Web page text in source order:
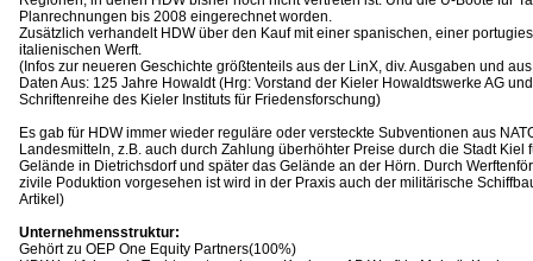
Planrechnungen bis 2008 eingerechnet worden.
Zusätzlich verhandelt HDW über den Kauf mit einer spanischen, einer
italienischen Werft.
(Infos zur neueren Geschichte größtenteils aus der LinX, div. Ausgaben und
Daten Aus: 125 Jahre Howaldt (Hrg: Vorstand der Kieler Howaldtswerke AG
Schriftenreihe des Kieler Instituts für Friedensforschung)
Es gab für HDW immer wieder reguläre oder versteckte Subventionen aus
Landesmitteln, z.B. auch durch Zahlung überhöhter Preise durch die Stadt Kiel
Gelände in Dietrichsdorf und später das Gelände an der Hörn. Durch
zivile Poduktion vorgesehen ist wird in der Praxis auch der militärische
Artikel)
Unternehmensstruktur:
Gehört zu OEP One Equity Partners(100%)